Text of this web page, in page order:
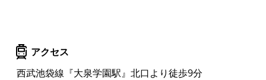
アクセス
西武池袋線『大泉学園駅』北口より徒歩9分